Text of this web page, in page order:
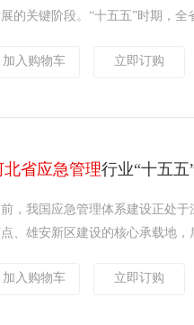
的关键阶段。“十五五”时期，
加入购物车 立即订购
北省应急管理行业“十五
，我国应急管理体系建设正处
、雄安新区建设的核心承载地
加入购物车 立即订购